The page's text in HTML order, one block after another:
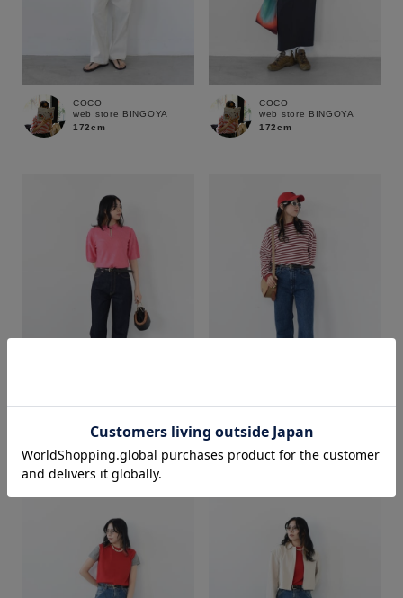
COCO
web store BINGOYA
172cm
COCO
web store BINGOYA
172cm
web store BINGOYA
web store BINGOYA